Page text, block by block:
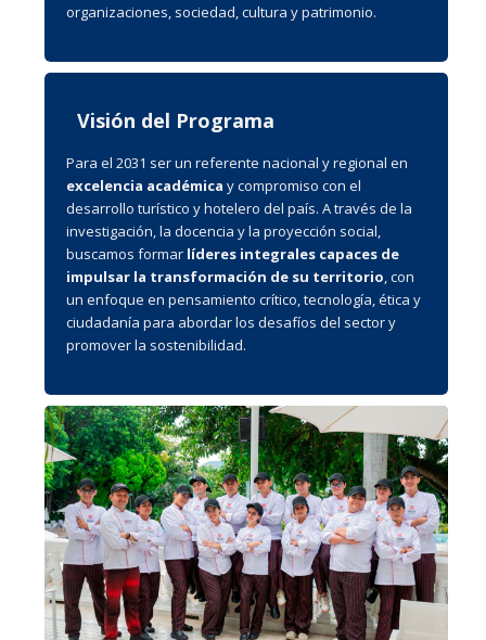
organizaciones, sociedad, cultura y patrimonio.
Visión del Programa
Para el 2031 ser un referente nacional y regional en
excelencia académica y compromiso con el
desarrollo turístico y hotelero del país. A través de la
investigación, la docencia y la proyección social,
buscamos formar líderes integrales capaces de
impulsar la transformación de su territorio, con
un enfoque en pensamiento crítico, tecnología, ética y
ciudadanía para abordar los desafíos del sector y
promover la sostenibilidad.